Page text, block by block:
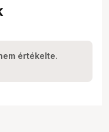
értékelte.